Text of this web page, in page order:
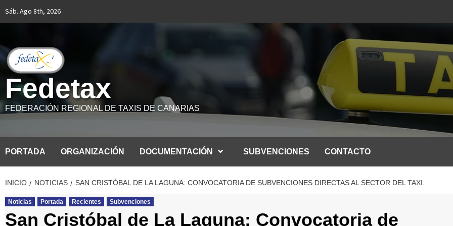
Saltar
Sáb. Ago 8th, 2026
Fedetax
FEDERACIÓN REGIONAL DE TAXIS DE CANARIAS
PORTADA ORGANIZACIÓN DOCUMENTACIÓN SUBVENCIONES CONTACTO
INICIO NOTICIAS SAN CRISTÓBAL DE LA LAGUNA: CONVOCATORIA DE SUBVENCIONES DIRECTAS AL SECTOR DEL TAXI.
Noticias Portada Recientes Subvenciones
San Cristóbal de La Laguna: Convocatoria de